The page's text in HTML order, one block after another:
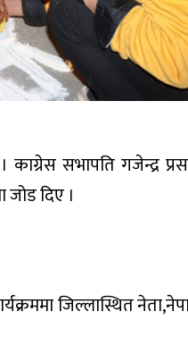
सभापति गजेन्द्र
दिए ।
जिल्लास्थित